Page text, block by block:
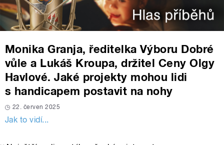
Monika Granja, ředitelka Výboru Dobré
vůle a Lukáš Kroupa, držitel Ceny Olgy
Havlové. Jaké projekty mohou lidi
s handicapem postavit na nohy
22. červen 2025
Jak to vidí...